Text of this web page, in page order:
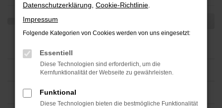
Datenschutzerklärung Cookie-Richtlinie
Impressum
Folgende Kategorien von Cookies werden von uns eingesetzt:
Essentiell
Diese Technologien sind erforderlich, um die
Kernfunktionalität der Webseite zu gewährleisten.
Funktional
Diese Technologien bieten die bestmögliche Funktionalität